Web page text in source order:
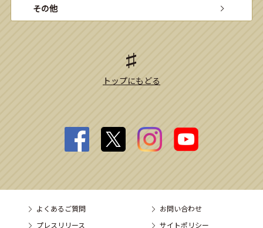
その他
トップにもどる
よくあるご質問
お問い合わせ
プレスリリース
サイトポリシー